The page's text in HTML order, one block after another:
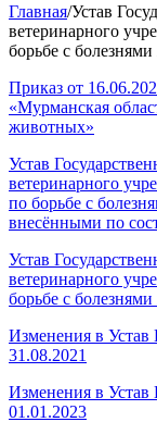
Главная/Устав
ветеринарного
борьбе с
Приказ от
«Мурманская
животных»
Устав
ветеринарного
по борьбе с
внесёнными по
Устав
ветеринарного
борьбе с
Изменения в
31.08.2021
Изменения в
01.01.2023